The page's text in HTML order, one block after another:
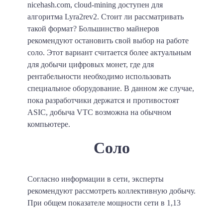
nicehash.com, cloud-mining доступен для
алгоритма Lyra2rev2. Стоит ли рассматривать
такой формат? Большинство майнеров
рекомендуют остановить свой выбор на работе
соло. Этот вариант считается более актуальным
для добычи цифровых монет, где для
рентабельности необходимо использовать
специальное оборудование. В данном же случае,
пока разработчики держатся и противостоят
ASIC, добыча VTC возможна на обычном
компьютере.
Соло
Согласно информации в сети, эксперты
рекомендуют рассмотреть коллективную добычу.
При общем показателе мощности сети в 1,13